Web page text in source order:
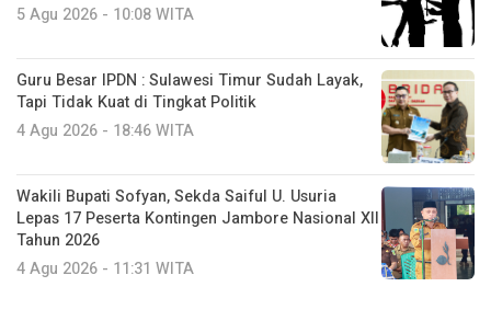
5 Agu 2026 - 10:08 WITA
Guru Besar IPDN : Sulawesi Timur Sudah Layak,
Tapi Tidak Kuat di Tingkat Politik
4 Agu 2026 - 18:46 WITA
Wakili Bupati Sofyan, Sekda Saiful U. Usuria
Lepas 17 Peserta Kontingen Jambore Nasional XII
Tahun 2026
4 Agu 2026 - 11:31 WITA